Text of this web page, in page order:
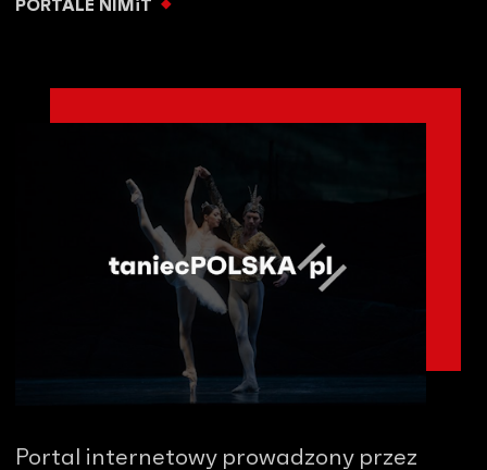
PORTALE NIMiT
Portal internetowy prowadzony przez